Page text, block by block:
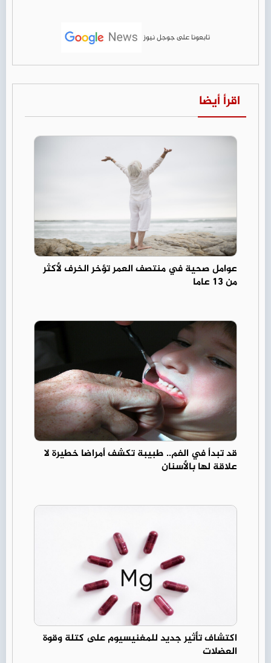
تابعونا على جوجل نيوز
اقرأ أيضا
عوامل صحية في منتصف العمر تؤخر الخرف لأكثر
من 13 عاما
قد تبدأ في الفم.. طبيبة تكشف أمراضا خطيرة لا
علاقة لها بالأسنان
اكتشاف تأثير جديد للمغنيسيوم على كتلة وقوة
العضلات